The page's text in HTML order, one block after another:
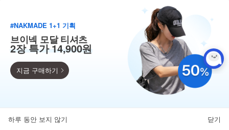
득템찬스
#NAKMADE 1+1 기획
브이넥 모달 티셔츠
2장 특가 14,900원
지금 구매하기
하루 동안 보지 않기 닫기
뒤로가기 카테고리 마이페이지